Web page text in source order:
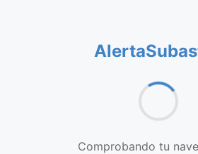
Comprobando tu